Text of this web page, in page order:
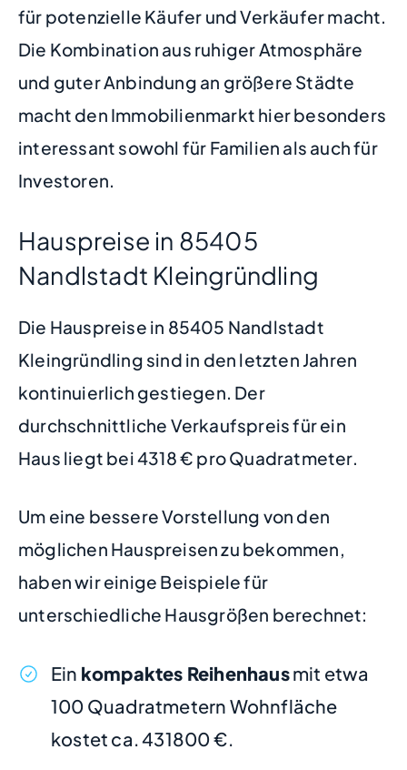
für potenzielle Käufer und Verkäufer macht.
Die Kombination aus ruhiger Atmosphäre
und guter Anbindung an größere Städte
macht den Immobilienmarkt hier besonders
interessant sowohl für Familien als auch für
Investoren.
Hauspreise in 85405
Nandlstadt Kleingründling
Die Hauspreise in 85405 Nandlstadt
Kleingründling sind in den letzten Jahren
kontinuierlich gestiegen. Der
durchschnittliche Verkaufspreis für ein
Haus liegt bei 4318 € pro Quadratmeter.
Um eine bessere Vorstellung von den
möglichen Hauspreisen zu bekommen,
haben wir einige Beispiele für
unterschiedliche Hausgrößen berechnet:
Ein kompaktes Reihenhausmit etwa
100 Quadratmetern Wohnfläche
kostet ca. 431800 €.